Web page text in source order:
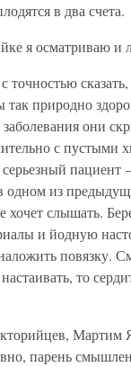
в два счета.
я осматриваю и
точностью
так природно
они
с пустыми
одном из
хочет слышать.
и йодную
повязку.
то
парень